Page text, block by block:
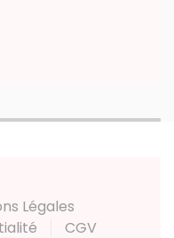
Légales
CGV